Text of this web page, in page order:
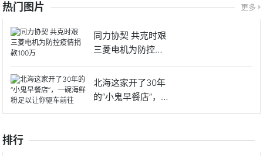
热门图片 更多
同力协契 共克时艰
三菱电机为防控疫
北海这家开了30年
的“小鬼早餐店”，一
碗
排行